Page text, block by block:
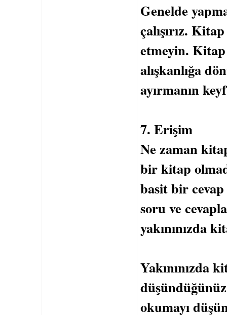
Genelde
çalışırız.
etmeyin.
alışkanlığa
ayırmanın
7. Erişim
Ne zaman
bir kitap
basit bir
soru ve
yakınınızda
Yakınınızda
okumayı